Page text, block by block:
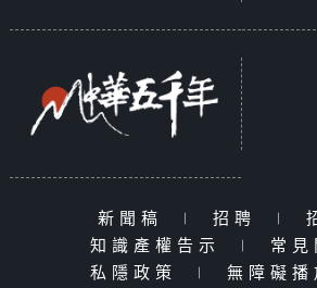
新聞稿 | 招聘 |
知識產權告示
| 常
私隱政策
| 無障礙